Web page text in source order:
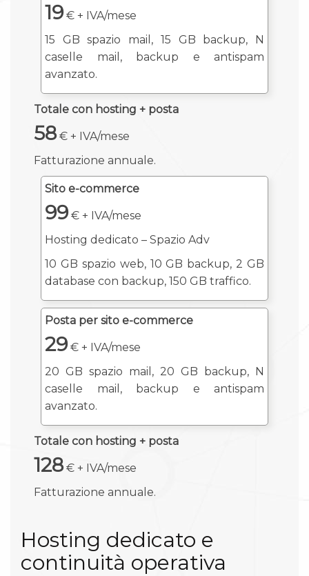
19€ + IVA/mese
15 GB spazio mail, 15 GB backup, N
caselle mail, backup e antispam
avanzato.
Totale con hosting + posta
58€ + IVA/mese
Fatturazione annuale.
Sito e-commerce
99€ + IVA/mese
Hosting dedicato – Spazio Adv
10 GB spazio web, 10 GB backup, 2 GB
database con backup, 150 GB traffico.
Posta per sito e-commerce
29€ + IVA/mese
20 GB spazio mail, 20 GB backup, N
caselle mail, backup e antispam
avanzato.
Totale con hosting + posta
128€ + IVA/mese
Fatturazione annuale.
Hosting dedicato e
continuità operativa